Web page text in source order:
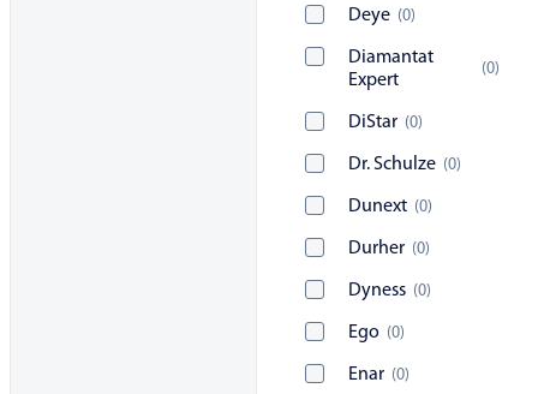
Deye (0)
Diamantat
Expert
(0)
DiStar (0)
Dr. Schulze (0)
Dunext (0)
Durher (0)
Dyness (0)
Ego (0)
Enar (0)